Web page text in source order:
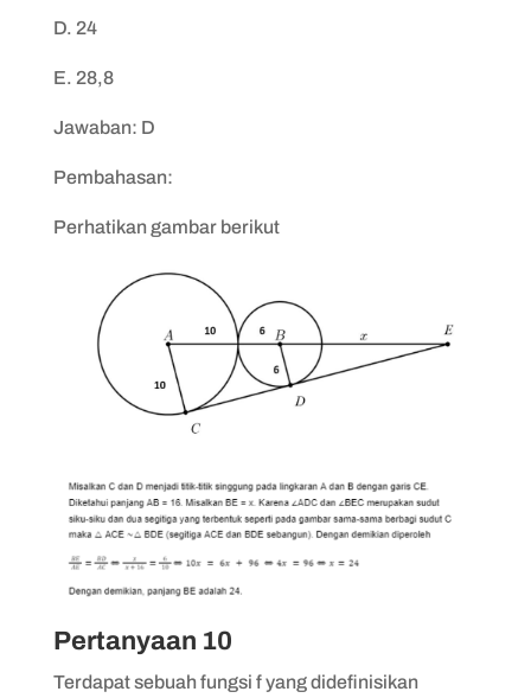
D. 24
E. 28,8
Jawaban: D
Pembahasan:
Perhatikan gambar berikut
Pertanyaan 10
Terdapat sebuah fungsi f yang didefinisikan